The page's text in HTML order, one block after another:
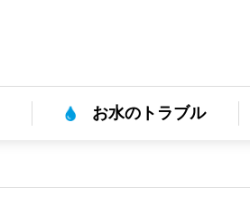
お水のトラブル